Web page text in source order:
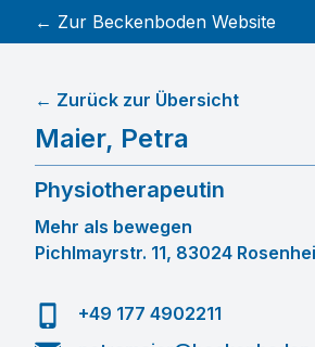
← Zur Beckenboden Website
Maier, Petra
← Zurück zur Übersicht
Physiotherapeutin
Mehr als bewegen
Pichlmayrstr. 11, 83024
+49 177 4902211